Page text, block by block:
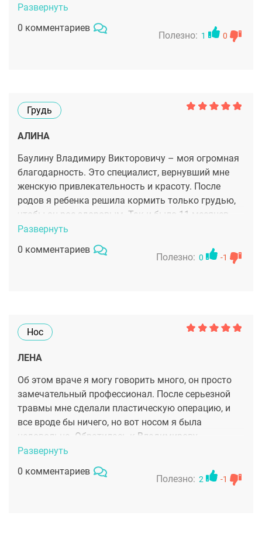
развеялись. При этом хирург вообще не давил,
даже наоборот, советовал хорошо подумать, не
торопил с окончательным решением. К слову, это и
упругая, красивая.
Развернуть
0 комментариев
Полезно: 1 0
Грудь
АЛИНА
Баулину Владимиру Викторовичу – моя огромная
благодарность. Это специалист, вернувший мне
женскую привлекательность и красоту. После
родов я ребенка решила кормить только грудью,
чтобы он рос здоровым. Так и было 11 месяцев.
Но вот после прекращения кормления, вид моей
груди здорово портил мне настроение. Услышав о
клинике Весмед, я, посоветовавшись с мужем,
благодарна моему доктору от Бога за мастерскую
работу.
Развернуть
0 комментариев
Полезно: 0 -1
Нос
ЛЕНА
Об этом враче я могу говорить много, он просто
замечательный профессионал. После серьезной
травмы мне сделали пластическую операцию, и
все вроде бы ничего, но вот носом я была
недовольна. Обратилась к Владимирову
Викторовичу как раз с этой проблемой и он ее
устранил. Сейчас у меня идеальный нос, который
стал как завершающая точка внешности. Нет
Развернуть
0 комментариев
Полезно: 2 -1